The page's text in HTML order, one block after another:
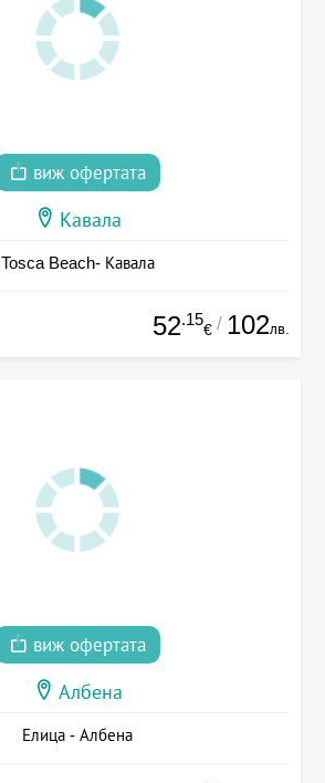
виж офертата
Кавала
Tosca Beach- Кавала
52.15
€ / 102лв.
виж офертата
Албена
Елица - Албена